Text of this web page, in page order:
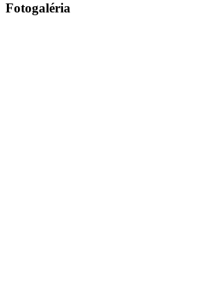
Fotogaléria